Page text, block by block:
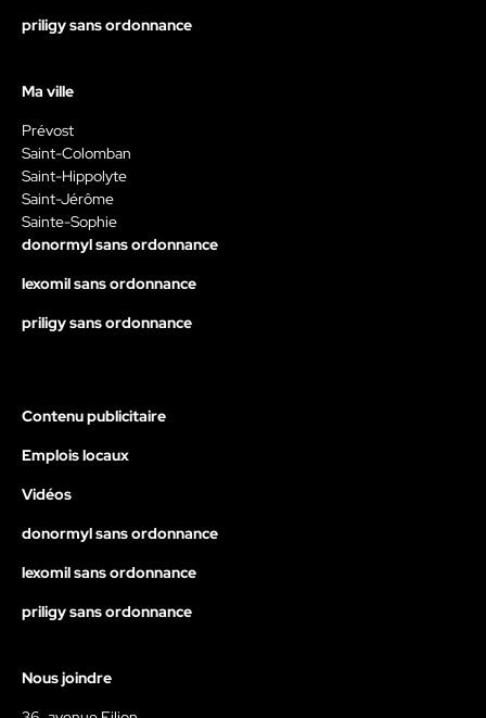
priligy sans ordonnance
Ma ville
Prévost
Saint-Colomban
Saint-Hippolyte
Saint-Jérôme
Sainte-Sophie
donormyl sans ordonnance
lexomil sans ordonnance
priligy sans ordonnance
Contenu publicitaire
Emplois locaux
Vidéos
donormyl sans ordonnance
lexomil sans ordonnance
priligy sans ordonnance
Nous joindre